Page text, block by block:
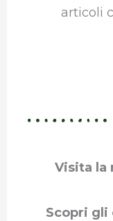
articoli
Visita la
Scopri gli